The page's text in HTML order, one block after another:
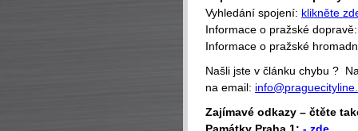
Vyhledání spojení: klikněte
Informace o pražské
Informace o pražské
Našli jste v článku chybu ?
na email:
Zajímavé odkazy – čtěte